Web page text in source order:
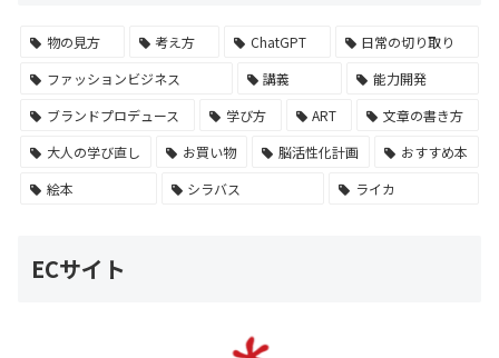
物の見方 考え方 ChatGPT
日常の切り取り
ファッションビジネス
講義
能力開発
ブランドプロデュース
学び方 ART
文章の書き方
大人の学び直し
お買い物 脳活性化計画
おすすめ本
絵本
シラバス ライカ
ECサイト